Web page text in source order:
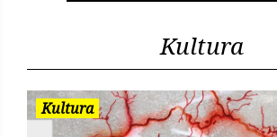
Kultura
Kultura